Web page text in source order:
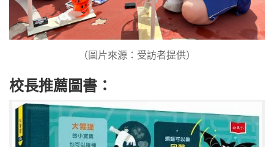
（圖片來源：受訪者提供）
校長推薦圖書：